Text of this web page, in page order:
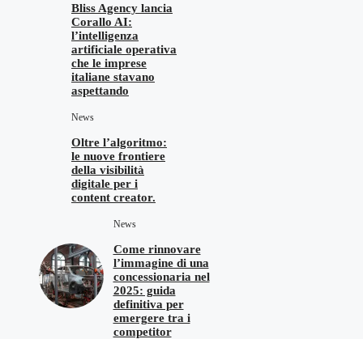
Bliss Agency lancia
Corallo AI:
l’intelligenza
artificiale operativa
che le imprese
italiane stavano
aspettando
News
Oltre l’algoritmo:
le nuove frontiere
della visibilità
digitale per i
content creator.
News
Come rinnovare
l’immagine di una
concessionaria nel
2025: guida
definitiva per
emergere tra i
competitor